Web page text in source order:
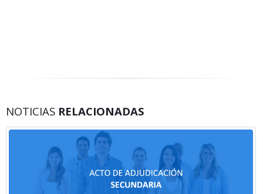
NOTICIAS RELACIONADAS